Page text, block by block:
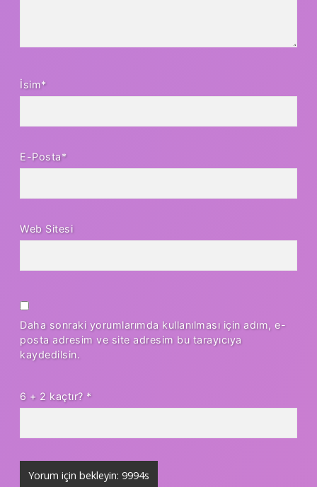
İsim*
E-Posta*
Web Sitesi
Daha sonraki yorumlarımda kullanılması için adım, e-
posta adresim ve site adresim bu tarayıcıya
kaydedilsin.
6 + 2 kaçtır? *